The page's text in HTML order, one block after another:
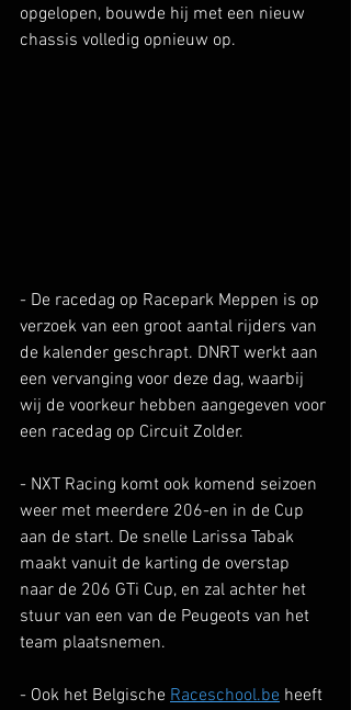
opgelopen, bouwde hij met een nieuw
chassis volledig opnieuw op.
- De racedag op Racepark Meppen is op
verzoek van een groot aantal rijders van
de kalender geschrapt. DNRT werkt aan
een vervanging voor deze dag, waarbij
wij de voorkeur hebben aangegeven voor
een racedag op Circuit Zolder.
- NXT Racing komt ook komend seizoen
weer met meerdere 206-en in de Cup
aan de start. De snelle Larissa Tabak
maakt vanuit de karting de overstap
naar de 206 GTi Cup, en zal achter het
stuur van een van de Peugeots van het
team plaatsnemen.
- Ook het Belgische Raceschool.be heeft